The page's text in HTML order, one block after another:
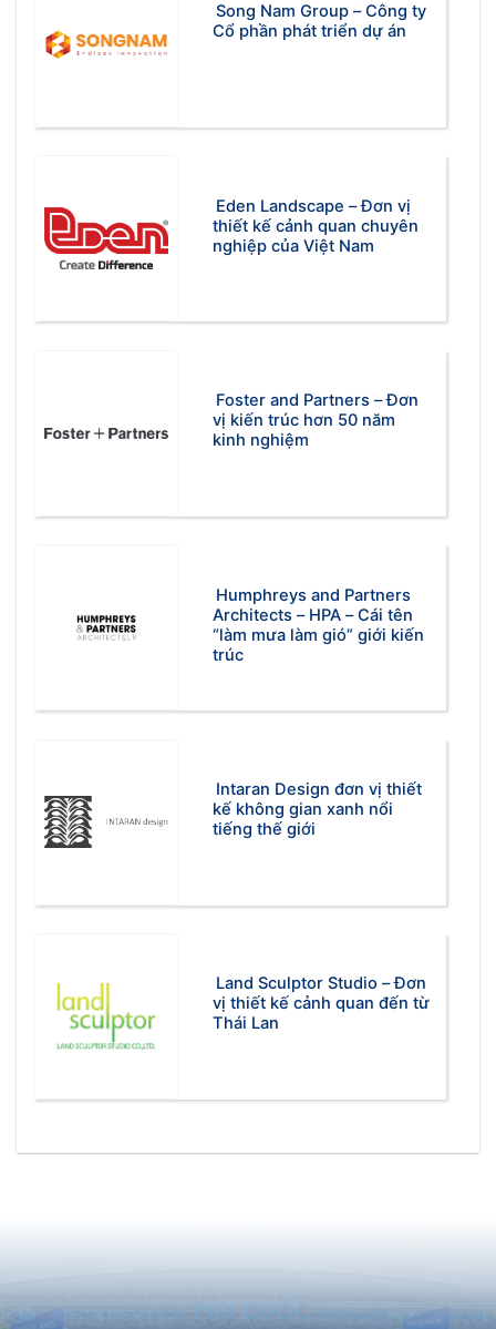
Song Nam Group – Công ty
Cổ phần phát triển dự án
Eden Landscape – Đơn vị
thiết kế cảnh quan chuyên
nghiệp của Việt Nam
Foster and Partners – Đơn
vị kiến trúc hơn 50 năm
kinh nghiệm
Humphreys and Partners
Architects – HPA – Cái tên
“làm mưa làm gió” giới kiến
trúc
Intaran Design đơn vị thiết
kế không gian xanh nổi
tiếng thế giới
Land Sculptor Studio – Đơn
vị thiết kế cảnh quan đến từ
Thái Lan